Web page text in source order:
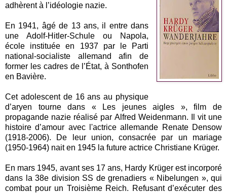
adhèrent à l’idéologie nazie.
En 1941, âgé de 13 ans, il entre dans
une Adolf-Hitler-Schule ou Napola,
école instituée en 1937 par le Parti
national-socialiste allemand afin de
former les cadres de l’État, à Sonthofen
en Bavière.
Cet adolescent de 16 ans au physique
d’aryen tourne dans « Les jeunes aigles », film de
propagande nazie réalisé par Alfred Weidenmann. Il vit une
histoire d’amour avec l'actrice allemande Renate Densow
(1918-2006). De leur union, consacrée par un mariage
(1950-1964) nait en 1945 la future actrice Christiane Krüger.
En mars 1945, avant ses 17 ans, Hardy Krüger est incorporé
dans la 38e division SS de grenadiers « Nibelungen », qui
combat pour un Troisième Reich. Refusant d’exécuter des